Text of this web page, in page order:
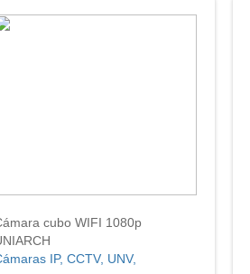
cubo WIFI 1080p
IP, CCTV, UNV,